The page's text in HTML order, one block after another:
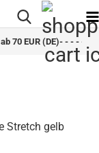
EUR (DE)- - - - - - -
Stretch gelb